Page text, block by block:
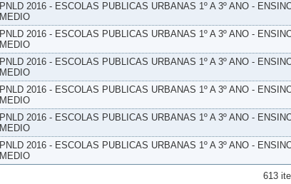
PNLD 2016 - ESCOLAS PUBLICAS URBANAS 1º A 3º ANO -
MEDIO
PNLD 2016 - ESCOLAS PUBLICAS URBANAS 1º A 3º ANO -
MEDIO
PNLD 2016 - ESCOLAS PUBLICAS URBANAS 1º A 3º ANO -
MEDIO
PNLD 2016 - ESCOLAS PUBLICAS URBANAS 1º A 3º ANO -
MEDIO
PNLD 2016 - ESCOLAS PUBLICAS URBANAS 1º A 3º ANO -
MEDIO
PNLD 2016 - ESCOLAS PUBLICAS URBANAS 1º A 3º ANO -
MEDIO
613